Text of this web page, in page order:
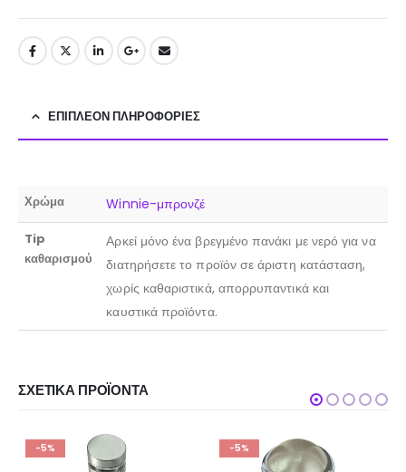
ΕΠΙΠΛΈΟΝ ΠΛΗΡΟΦΟΡΊΕΣ
Χρώμα Winnie-μπρονζέ
Tip
καθαρισμού
Αρκεί μόνο ένα βρεγμένο πανάκι με νερό για να
διατηρήσετε το προϊόν σε άριστη κατάσταση,
χωρίς καθαριστικά, απορρυπαντικά και
καυστικά προϊόντα.
ΣΧΕΤΙΚΆ ΠΡΟΪΌΝΤΑ
-5% -5%